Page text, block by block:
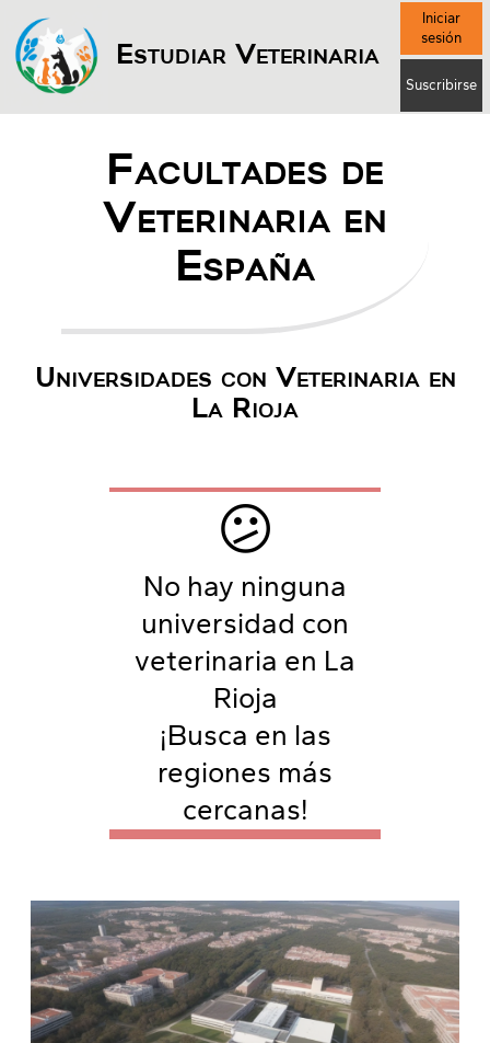
Estudiar Veterinaria
Iniciar
sesión
Suscribirse
Facultades de
Veterinaria en
España
Universidades con Veterinaria en
La Rioja
😕
No hay ninguna
universidad con
veterinaria en La
Rioja
¡Busca en las
regiones más
cercanas!